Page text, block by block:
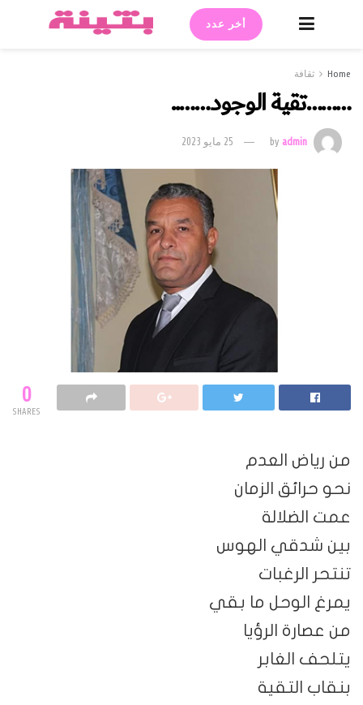
أخر عدد
Home ثقافة
………تقية الوجود……..
byadmin 25 مايو 2023
0
SHARES
من رياض العدم
نحو حرائق الزمان
عمت الضلالة
بين شدقي الهوس
تنتحر الرغبات
يمرغ الوحل ما بقي
من عصارة الرؤيا
يتلحف الغابر
بنقاب التقية